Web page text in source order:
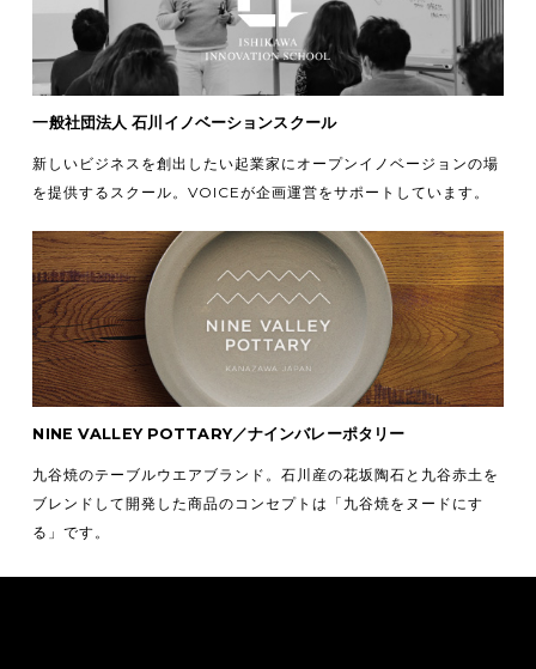
一般社団法人 石川イノベーションスクール
新しいビジネスを創出したい起業家にオープンイノベージョンの場
を提供するスクール。VOICEが企画運営をサポートしています。
NINE VALLEY POTTARY／ナインバレーポタリー
九谷焼のテーブルウエアブランド。石川産の花坂陶石と九谷赤土を
ブレンドして開発した商品のコンセプトは「九谷焼をヌードにす
る」です。